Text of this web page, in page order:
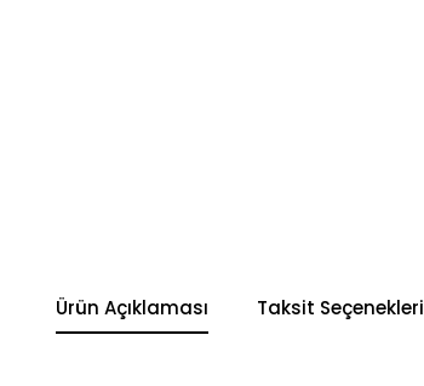
Ürün Açıklaması Taksit Seçenekleri